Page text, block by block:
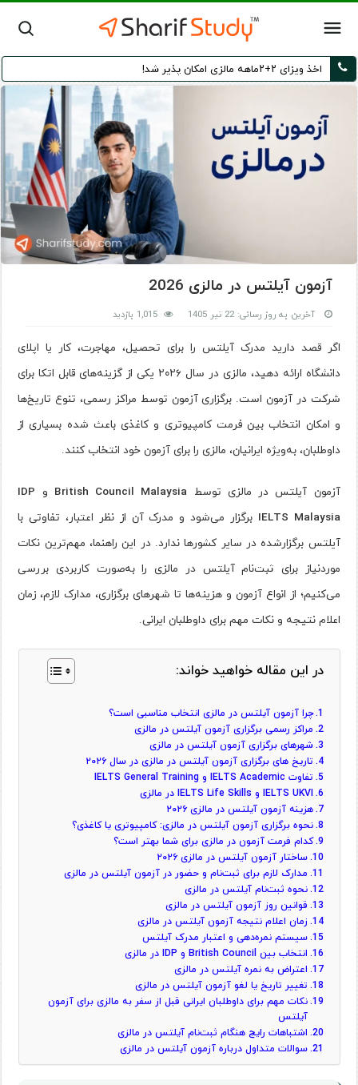
اخذ ویزای ۲+۲ماهه مالزی امکان پذیر شد!
آزمون آیلتس در مالزی 2026
آخرین به روز رسانی: 22 تیر 1405 1,015 بازدید
اگر قصد دارید مدرک آیلتس را برای تحصیل، مهاجرت، کار یا اپلای
دانشگاه ارائه دهید، مالزی در سال ۲۰۲۶ یکی از گزینه‌های قابل اتکا برای
شرکت در آزمون است. برگزاری آزمون توسط مراکز رسمی، تنوع تاریخ‌ها
و امکان انتخاب بین فرمت کامپیوتری و کاغذی باعث شده بسیاری از
داوطلبان، به‌ویژه ایرانیان، مالزی را برای آزمون خود انتخاب کنند.
آزمون آیلتس در مالزی توسط British Council Malaysia و IDP
IELTS Malaysia برگزار می‌شود و مدرک آن از نظر اعتبار، تفاوتی با
آیلتس برگزارشده در سایر کشورها ندارد. در این راهنما، مهم‌ترین نکات
موردنیاز برای ثبت‌نام آیلتس در مالزی را به‌صورت کاربردی بررسی
می‌کنیم؛ از انواع آزمون و هزینه‌ها تا شهرهای برگزاری، مدارک لازم، زمان
اعلام نتیجه و نکات مهم برای داوطلبان ایرانی.
در این مقاله خواهید خواند:
چرا آزمون آیلتس در مالزی انتخاب مناسبی است؟
مراکز رسمی برگزاری آزمون آیلتس در مالزی
شهرهای برگزاری آزمون آیلتس در مالزی
تاریخ‌ های برگزاری آزمون آیلتس در مالزی در سال ۲۰۲۶
تفاوت IELTS Academic و IELTS General Training
IELTS UKVI و IELTS Life Skills در مالزی
هزینه آزمون آیلتس در مالزی ۲۰۲۶
نحوه برگزاری آزمون آیلتس در مالزی: کامپیوتری یا کاغذی؟
کدام فرمت آزمون در مالزی برای شما بهتر است؟
ساختار آزمون آیلتس در مالزی ۲۰۲۶
مدارک لازم برای ثبت‌نام و حضور در آزمون آیلتس در مالزی
نحوه ثبت‌نام آیلتس در مالزی
قوانین روز آزمون آیلتس در مالزی
زمان اعلام نتیجه آزمون آیلتس در مالزی
سیستم نمره‌دهی و اعتبار مدرک آیلتس
انتخاب بین British Council و IDP در مالزی
اعتراض به نمره آیلتس در مالزی
تغییر تاریخ یا لغو آزمون آیلتس در مالزی
نکات مهم برای داوطلبان ایرانی قبل از سفر به مالزی برای آزمون
آیلتس
اشتباهات رایج هنگام ثبت‌نام آیلتس در مالزی
سوالات متداول درباره آزمون آیلتس در مالزی